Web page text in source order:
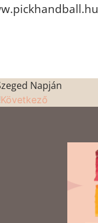
Napján
Következő